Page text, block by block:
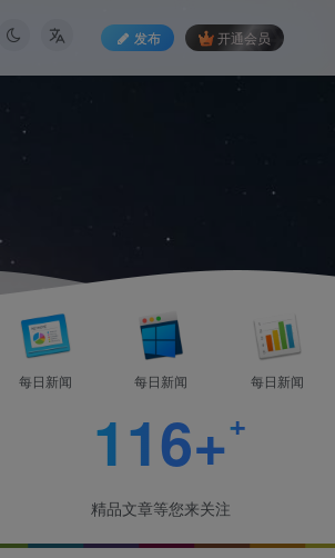
发布 开通会员
每日新闻 每日新闻 每日新闻
116+
精品文章等您来关注